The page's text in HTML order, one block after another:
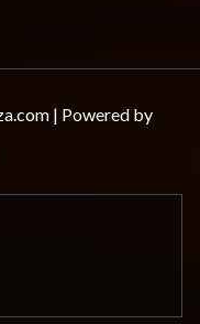
| Powered by